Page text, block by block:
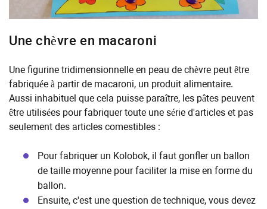
Une chèvre en macaroni
Une figurine tridimensionnelle en peau de chèvre peut être
fabriquée à partir de macaroni, un produit alimentaire.
Aussi inhabituel que cela puisse paraître, les pâtes peuvent
être utilisées pour fabriquer toute une série d'articles et pas
seulement des articles comestibles :
Pour fabriquer un Kolobok, il faut gonfler un ballon
de taille moyenne pour faciliter la mise en forme du
ballon.
Ensuite, c'est une question de technique, vous devez